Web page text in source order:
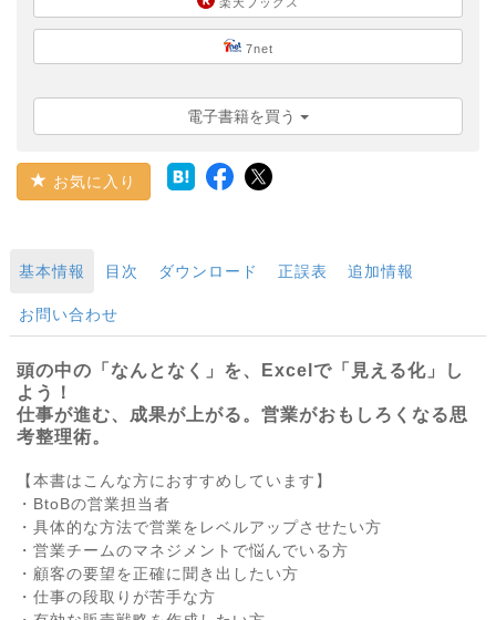
7net
電子書籍を買う
お気に入り
基本情報 目次 ダウンロード 正誤表 追加情報
お問い合わせ
頭の中の「なんとなく」を、Excelで「見える化」し
よう！
仕事が進む、成果が上がる。営業がおもしろくなる思
考整理術。
【本書はこんな方におすすめしています】
・BtoBの営業担当者
・具体的な方法で営業をレベルアップさせたい方
・営業チームのマネジメントで悩んでいる方
・顧客の要望を正確に聞き出したい方
・仕事の段取りが苦手な方